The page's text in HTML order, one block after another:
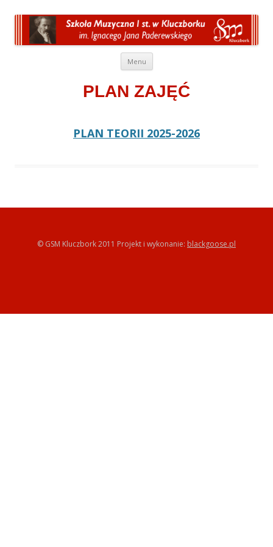
Menu Przeskocz do treści
PLAN ZAJĘĆ
PLAN TEORII 2025-2026
© GSM Kluczbork 2011 Projekt i wykonanie: blackgoose.pl